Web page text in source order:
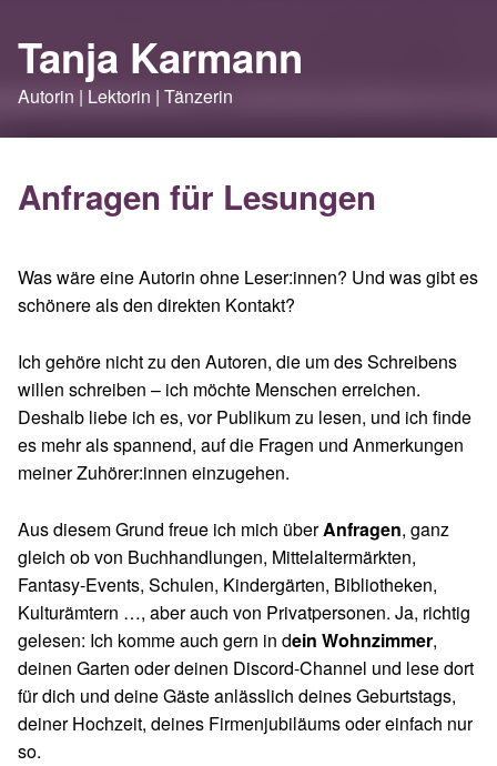
Tanja Karmann
Autorin | Lektorin | Tänzerin
Anfragen für Lesungen
Was wäre eine Autorin ohne Leser:innen? Und was gibt es
schönere als den direkten Kontakt?
Ich gehöre nicht zu den Autoren, die um des Schreibens
willen schreiben – ich möchte Menschen erreichen.
Deshalb liebe ich es, vor Publikum zu lesen, und ich finde
es mehr als spannend, auf die Fragen und Anmerkungen
meiner Zuhörer:innen einzugehen.
Aus diesem Grund freue ich mich überAnfragen, ganz
gleich ob von Buchhandlungen, Mittelaltermärkten,
Fantasy-Events, Schulen, Kindergärten, Bibliotheken,
Kulturämtern …, aber auch von Privatpersonen. Ja, richtig
gelesen: Ich komme auch gern in dein Wohnzimmer,
deinen Garten oder deinen Discord-Channel und lese dort
für dich und deine Gäste anlässlich deines Geburtstags,
deiner Hochzeit, deines Firmenjubiläums oder einfach nur
so.